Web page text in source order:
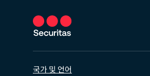
국가 및 언어